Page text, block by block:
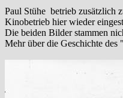
Paul Stühe betrieb zusätzlich
Kinobetrieb hier wieder
Die beiden Bilder stammen
Mehr über die Geschichte des